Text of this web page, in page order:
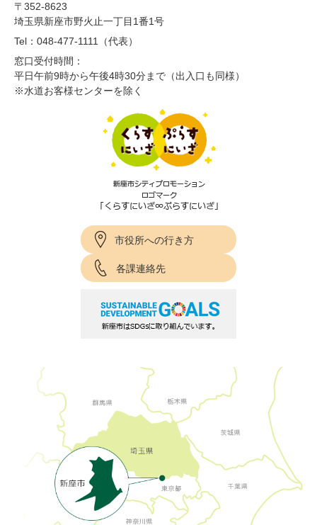
〒352-8623
埼玉県新座市野火止一丁目1番1号
Tel：048-477-1111（代表）
窓口受付時間：
平日午前9時から午後4時30分まで（出入口も同様）
※水道お客様センターを除く
市役所への行き方
各課連絡先